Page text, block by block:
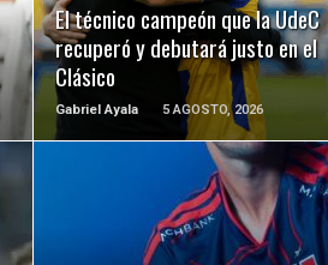
El técnico campeón que la UdeC
recuperó y debutará justo en el
Clásico
Gabriel Ayala 5 AGOSTO, 2026